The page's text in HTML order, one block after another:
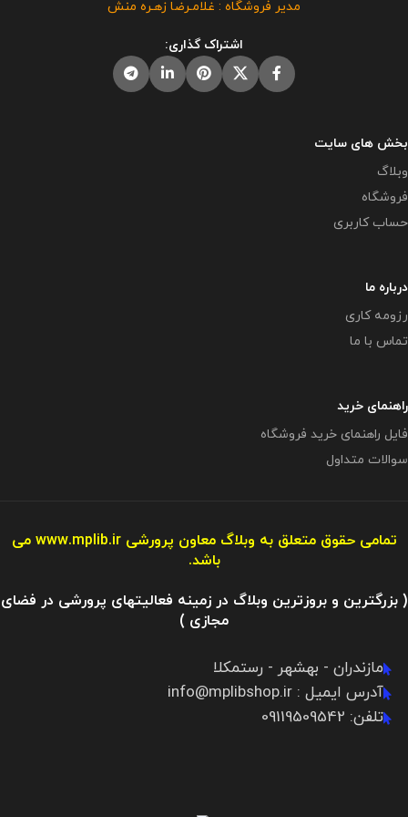
این برنامه توسط دیگران مورد رضایت
فروشگاه معاون پرورشی می باشد و
سایت های دیگر بدون اجازه ما در
حال استفاده هستند و مورد رضایت ما
نمی باشد .
مدیر فروشگاه : غلامـرضا زهـره منش
اشتراک گذاری:
بخش های سایت
وبلاگ
فروشگاه
حساب کاربری
درباره ما
رزومه کاری
تماس با ما
راهنمای خرید
فایل راهنمای خرید فروشگاه
سوالات متداول
تمامی حقوق متعلق به وبلاگ معاون پرورشیwww.mplib.ir می
باشد.
( بزرگترین و بروزترین وبلاگ در زمینه فعالیتهای پرورشی در فضای
مجازی )
مازندران - بهشهر - رستمکلا
آدرس ایمیل : info@mplibshop.ir
تلفن: 09119509542​